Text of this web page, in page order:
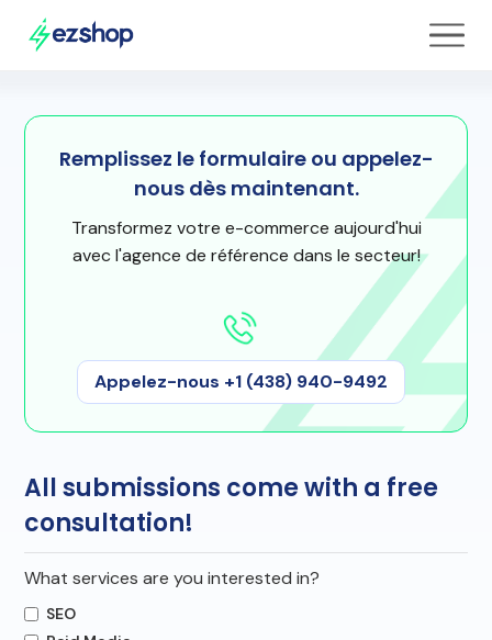
Remplissez le formulaire ou appelez-
nous dès maintenant.
Transformez votre e-commerce aujourd'hui
avec l'agence de référence dans le secteur!
Appelez-nous +1 (438) 940-9492
All submissions come with a free
consultation!
What services are you interested in?
SEO